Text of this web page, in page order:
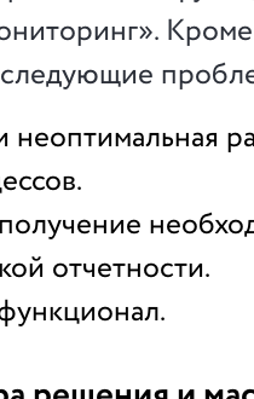
Кроме
следующие
неоптимальная
отчетности.